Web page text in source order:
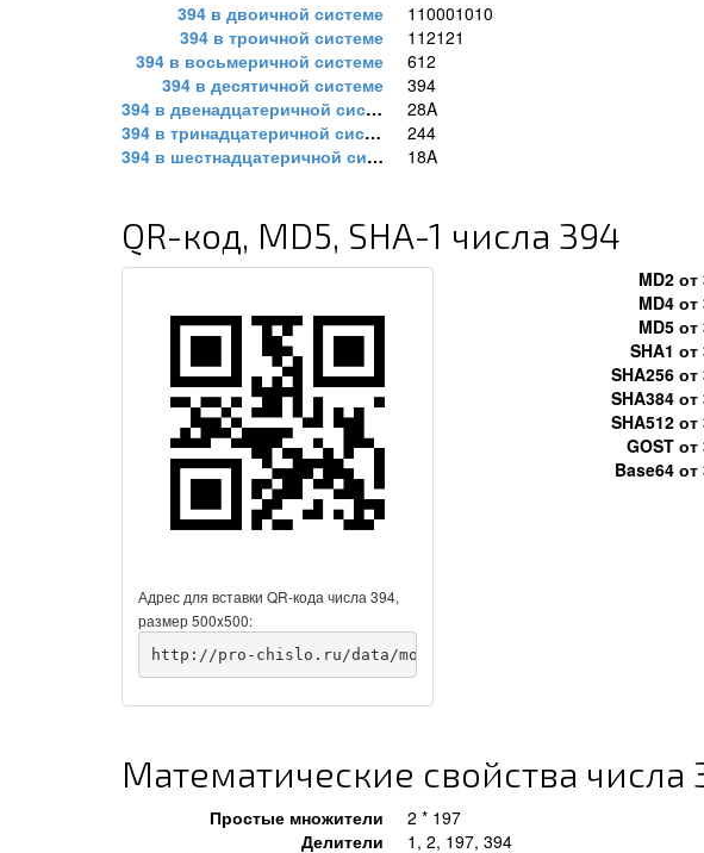
394 в двоичной системе
110001010
394 в троичной системе
112121
394 в восьмеричной системе
612
394 в десятичной системе
394
394 в двенадцатеричной системе
28A
394 в тринадцатеричной системе
244
394 в шестнадцатеричной системе
18A
QR-код, MD5, SHA-1 числа 394
Адрес для вставки QR-кода числа 394,
размер 500x500:
http://pro-chislo.ru/data/moduleImages/QRCodes/394/
MD2 от
MD4 от
MD5 от
SHA1 от
SHA256 от
SHA384 от
SHA512 от
GOST от
Base64 от
Математические свойства числа
Простые множители
2 * 197
Делители
1, 2, 197, 394